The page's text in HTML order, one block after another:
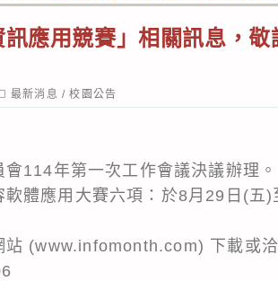
訊應用競賽」相關訊息，
最新消息 / 校園公告
114年第一次工作會議決議辦理。
軟體應用大賽六項：於8月29日(五
站 (www.infomonth.com) 下載或